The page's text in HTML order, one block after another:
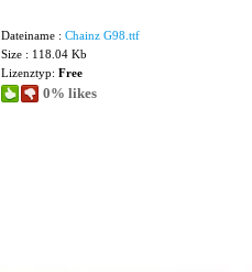
Dateiname : Chainz G98.ttf
Size : 118.04 Kb
Lizenztyp: Free
0% likes